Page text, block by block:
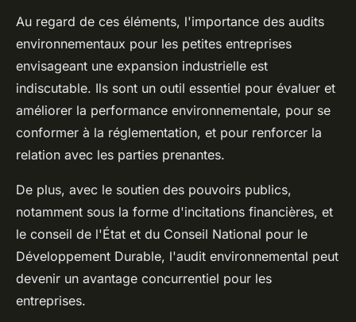
Au regard de ces éléments, l'importance des audits
environnementaux pour les petites entreprises
envisageant une expansion industrielle est
indiscutable. Ils sont un outil essentiel pour évaluer et
améliorer la performance environnementale, pour se
conformer à la réglementation, et pour renforcer la
relation avec les parties prenantes.
De plus, avec le soutien des pouvoirs publics,
notamment sous la forme d'incitations financières, et
le conseil de l'État et du Conseil National pour le
Développement Durable, l'audit environnemental peut
devenir un avantage concurrentiel pour les
entreprises.